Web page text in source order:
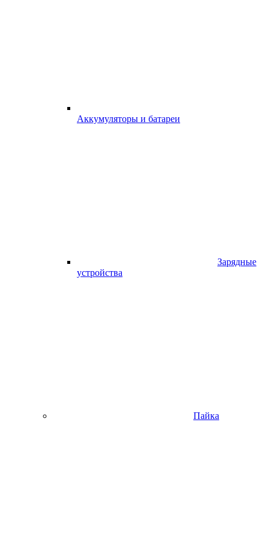
Аккумуляторы и батареи
Зарядные
устройства
Пайка